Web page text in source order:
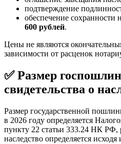
подтверждение
обеспечение сохранности
600 рублей.
Цены не являются
зависимости от расценок
✅ Размер
свидетельства о
Размер государственной
в 2026 году определяется
пункту 22 статьи 333.24 НК РФ,
наследство определяется исходя